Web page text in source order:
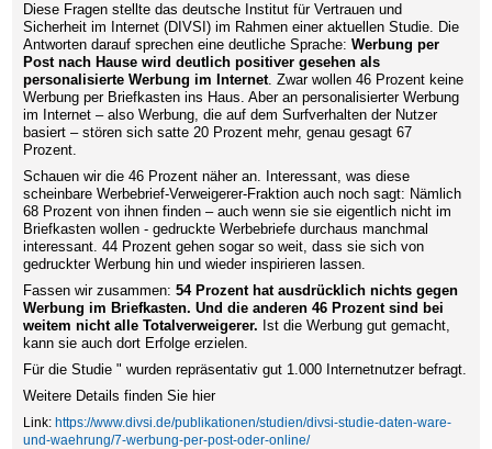
Diese Fragen stellte das deutsche Institut für Vertrauen und
Sicherheit im Internet (DIVSI) im Rahmen einer aktuellen Studie. Die
Antworten darauf sprechen eine deutliche Sprache:Werbung per
Post nach Hause wird deutlich positiver gesehen als
personalisierte Werbung im Internet. Zwar wollen 46 Prozent keine
Werbung per Briefkasten ins Haus. Aber an personalisierter Werbung
im Internet – also Werbung, die auf dem Surfverhalten der Nutzer
basiert – stören sich satte 20 Prozent mehr, genau gesagt 67
Prozent.
Schauen wir die 46 Prozent näher an. Interessant, was diese
scheinbare Werbebrief-Verweigerer-Fraktion auch noch sagt: Nämlich
68 Prozent von ihnen finden – auch wenn sie sie eigentlich nicht im
Briefkasten wollen - gedruckte Werbebriefe durchaus manchmal
interessant. 44 Prozent gehen sogar so weit, dass sie sich von
gedruckter Werbung hin und wieder inspirieren lassen.
Fassen wir zusammen: 54 Prozent hat ausdrücklich nichts gegen
Werbung im Briefkasten. Und die anderen 46 Prozent sind bei
weitem nicht alle Totalverweigerer. Ist die Werbung gut gemacht,
kann sie auch dort Erfolge erzielen.
Für die Studie " wurden repräsentativ gut 1.000 Internetnutzer befragt.
Weitere Details finden Sie hier
Link:https://www.divsi.de/publikationen/studien/divsi-studie-daten-ware-
und-waehrung/7-werbung-per-post-oder-online/